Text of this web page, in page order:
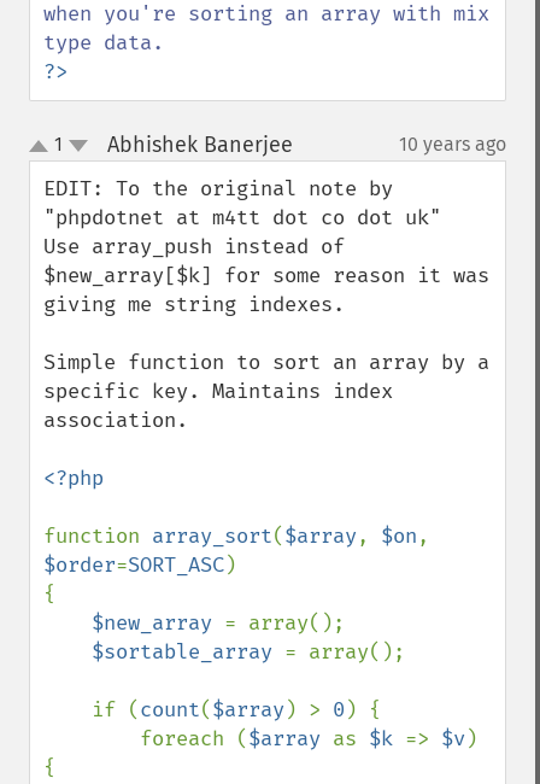
when you're sorting an array with mix
?>
up
down
1 Abhishek Banerjee 10 years ago
EDIT: To the original note by
"phpdotnet at m4tt dot co dot uk"
Use array_push instead of
$new_array[$k] for some reason it was
giving me string indexes.
Simple function to sort an array by a
specific key. Maintains index
association.
<?php
function array_sort($array, $on
$order=SORT_ASC)
{
$new_array = array();
$sortable_array = array();
    if (
count($array ) > 0 ) {
        foreach (
$array as $k => $v)
{